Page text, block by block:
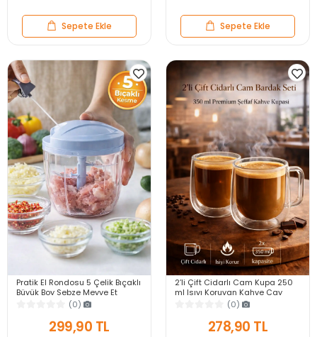
Sepete Ekle Sepete Ekle
Pratik El Rondosu 5 Çelik Bıçaklı
Büyük Boy Sebze Meyve Et
Soğan Doğrayıcı Blender Rende
(0)
299,90 TL
2’li Çift Cidarlı Cam Kupa 250
ml Isıyı Koruyan Kahve Çay
Fincanı Kulplu Espresso Cam
(0)
278,90 TL